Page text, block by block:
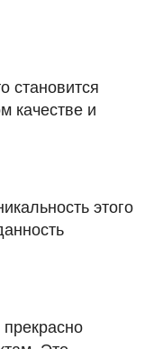
становится
качестве и
этого